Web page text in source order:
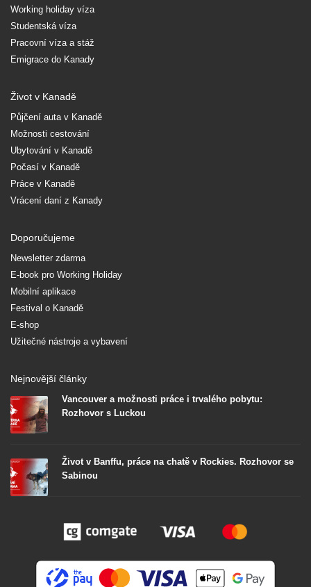
Working holiday víza
Studentská víza
Pracovní víza a stáž
Emigrace do Kanady
Život v Kanadě
Půjčení auta v Kanadě
Možnosti cestování
Ubytování v Kanadě
Počasí v Kanadě
Práce v Kanadě
Vrácení daní z Kanady
Doporučujeme
Newsletter zdarma
E-book pro Working Holiday
Mobilní aplikace
Festival o Kanadě
E-shop
Užitečné nástroje a vybavení
Nejnovější články
Vancouver a možnosti práce i trvalého pobytu:
Rozhovor s Luckou
Život v Banffu, práce na chatě v Rockies. Rozhovor se
Sabinou